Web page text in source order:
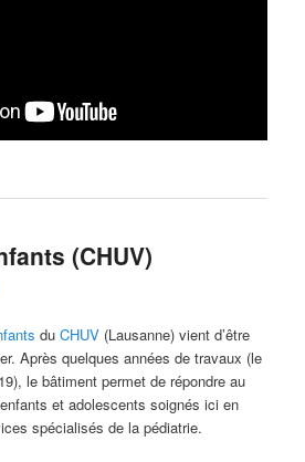
(CHUV)
duCHUV (Lausanne) vient d’être
Après quelques années de travaux (le
le bâtiment permet de répondre au
et adolescents soignés ici en
spécialisés de la pédiatrie.